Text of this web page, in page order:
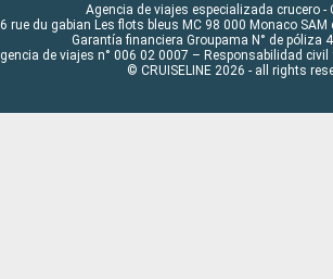
Agencia de viajes especializada crucero -
rue du gabian Les flots bleus MC 98 000 Monaco
Garantía financiera Groupama N° de póliza
de viajes n° 006 02 0007 – Responsabilidad civil
© CRUISELINE 2026 - all rights